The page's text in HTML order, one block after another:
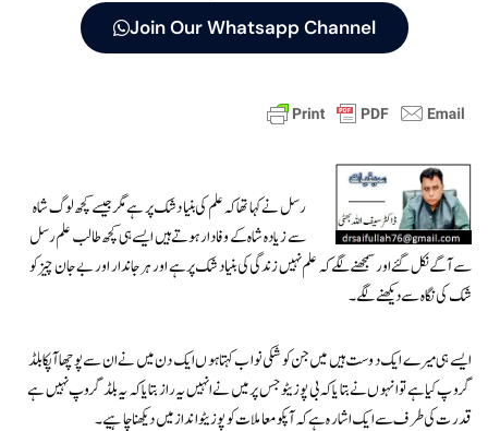
Join Our Whatsapp Channel
رسل نے کہا تھا کہ علم کی بنیا د شک پر ہے مگرجیسے کچھ لوگ شاہ
سے زیادہ شاہ کے وفادار ہوتےہیں ایسے ہی کچھ طالب علم رسل
سے آگے نکل گئے اورسمجھنے لگے کہ علم نہیں زندگی کی بنیا د شک پر ہے اور ہرجاندار اور بے جان چیز کو
شک کی نگاہ سے دیکھنے لگے۔
ایسے ہی میرے ایک دوست ہیں میں جن کو شکی نواب کہتا ہوں ایک دن میں نے ان سے پوچھا آپکا بلڈ
گروپ کیا ہے تو انہوں نے بتایا کہ بی پوزیٹوجس پر میں نے انہیں یہ راز بتایا کہ یہ بلڈ گروپ نہیں ہے
قدرت کی طرف سے ایک اشارہ ہے کہ آپکو معاملات کو پوزیٹو انداز میں دیکھنا چاہیے۔